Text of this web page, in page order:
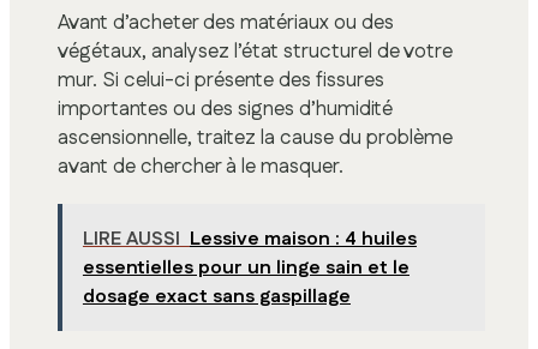
Avant d’acheter des matériaux ou des
végétaux, analysez l’état structurel de votre
mur. Si celui-ci présente des fissures
importantes ou des signes d’humidité
ascensionnelle, traitez la cause du problème
avant de chercher à le masquer.
LIRE AUSSI Lessive maison : 4 huiles
essentielles pour un linge sain et le
dosage exact sans gaspillage